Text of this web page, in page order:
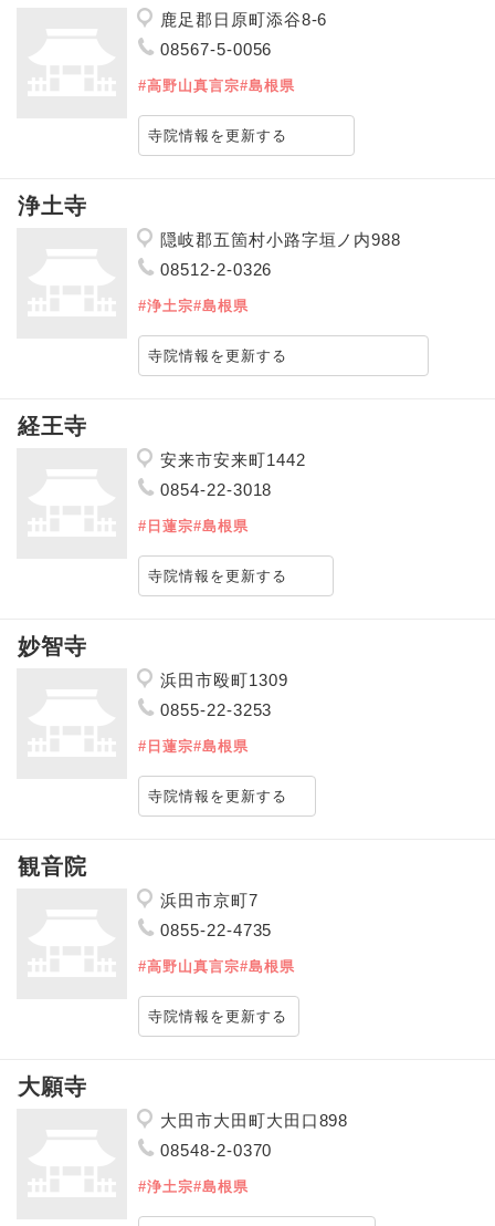
鹿足郡日原町添谷8-6
08567-5-0056
#高野山真言宗#島根県
寺院情報を更新する
浄土寺
隠岐郡五箇村小路字垣ノ内988
08512-2-0326
#浄土宗#島根県
寺院情報を更新する
経王寺
安来市安来町1442
0854-22-3018
#日蓮宗#島根県
寺院情報を更新する
妙智寺
浜田市殴町1309
0855-22-3253
#日蓮宗#島根県
寺院情報を更新する
観音院
浜田市京町7
0855-22-4735
#高野山真言宗#島根県
寺院情報を更新する
大願寺
大田市大田町大田口898
08548-2-0370
#浄土宗#島根県